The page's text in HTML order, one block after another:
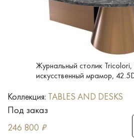
Журнальный столик
искусcтвенный мрамор,
Коллекция: TABLES AND DESKS
Под заказ
246 800 ₽